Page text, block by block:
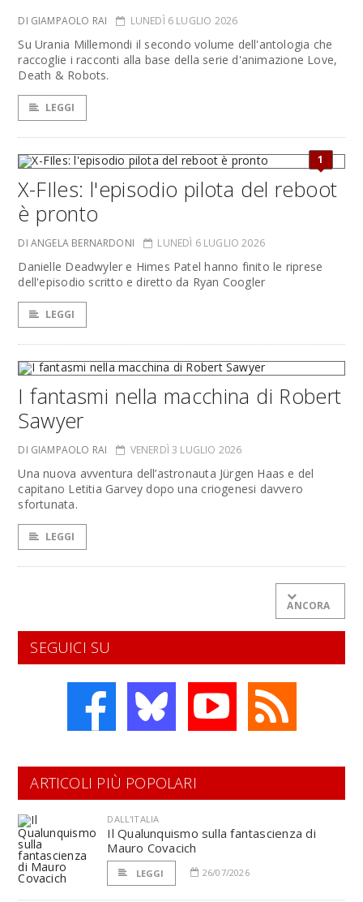
DI GIAMPAOLO RAI LUNEDÌ 6 LUGLIO 2026
Su Urania Millemondi il secondo volume dell'antologia che
raccoglie i racconti alla base della serie d'animazione Love,
Death & Robots.
LEGGI
1
X-FIles: l'episodio pilota del reboot
è pronto
DI ANGELA BERNARDONI LUNEDÌ 6 LUGLIO 2026
Danielle Deadwyler e Himes Patel hanno finito le riprese
dell'episodio scritto e diretto da Ryan Coogler
LEGGI
I fantasmi nella macchina di Robert
Sawyer
DI GIAMPAOLO RAI VENERDÌ 3 LUGLIO 2026
Una nuova avventura dell’astronauta Jürgen Haas e del
capitano Letitia Garvey dopo una criogenesi davvero
sfortunata.
LEGGI
ANCORA
SEGUICI SU
ARTICOLI PIÙ POPOLARI
DALL'ITALIA
Il Qualunquismo sulla fantascienza di
Mauro Covacich
LEGGI 26/07/2026